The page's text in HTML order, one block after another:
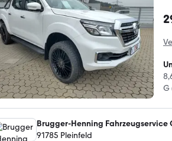
G
Brugger-Henning Fahrzeugservice
91785 Pleinfeld